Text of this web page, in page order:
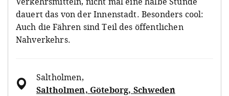
dauert das von der Innenstadt. Besonders cool:
Auch die Fähren sind Teil des öffentlichen
Nahverkehrs.
Saltholmen,
Saltholmen, Göteborg, Schweden